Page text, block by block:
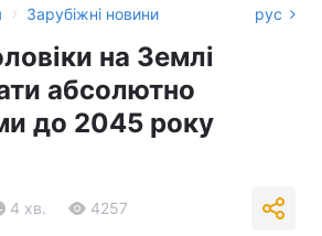
› Зарубіжні новини рус
на Землі
абсолютно
до 2045 року
4 хв. 4257